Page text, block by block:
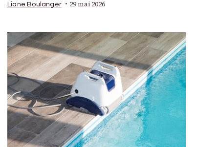
Liane Boulanger 29 mai 2026